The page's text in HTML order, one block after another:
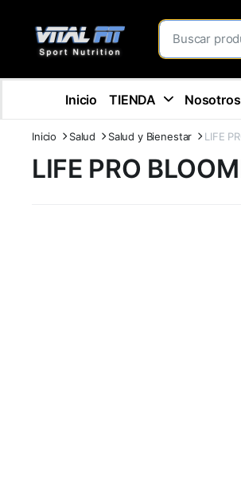
Inicio TIENDA Nosotros
Inicio Salud Salud y Bienestar LIFE
LIFE PRO